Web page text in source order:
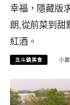
幸福，隱藏版
朗,從前菜到甜
紅酒。
北斗鎮美食 小